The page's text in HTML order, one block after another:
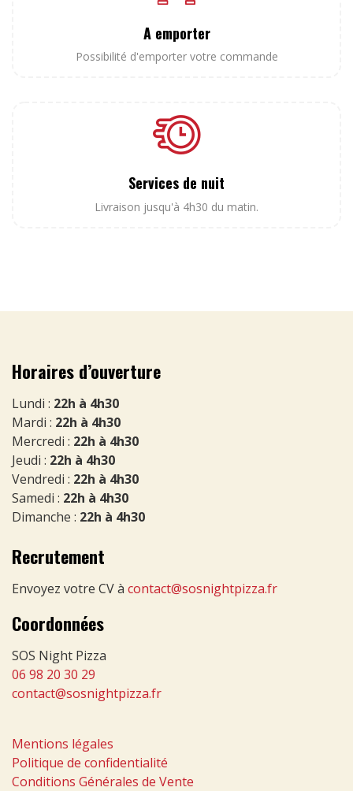
A emporter
Possibilité d'emporter votre commande
Services de nuit
Livraison jusqu'à 4h30 du matin.
Horaires d’ouverture
Lundi : 22h à 4h30
Mardi : 22h à 4h30
Mercredi : 22h à 4h30
Jeudi : 22h à 4h30
Vendredi : 22h à 4h30
Samedi : 22h à 4h30
Dimanche : 22h à 4h30
Recrutement
Envoyez votre CV à contact@sosnightpizza.fr
Coordonnées
SOS Night Pizza
06 98 20 30 29
contact@sosnightpizza.fr
Mentions légales
Politique de confidentialité
Conditions Générales de Vente